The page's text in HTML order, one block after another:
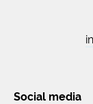
Social media